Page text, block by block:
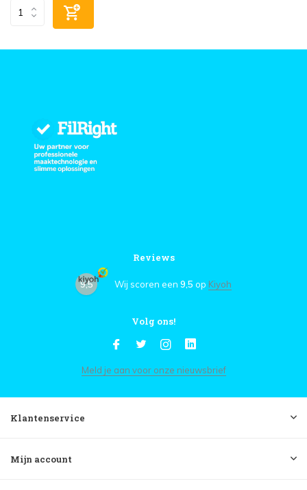
Reviews
9,5 Wij scoren een 9,5 op Kiyoh
Volg ons!
Meld je aan voor onze nieuwsbrief
Klantenservice
Mijn account